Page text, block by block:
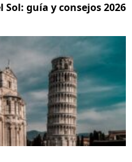
guía y consejos 2026